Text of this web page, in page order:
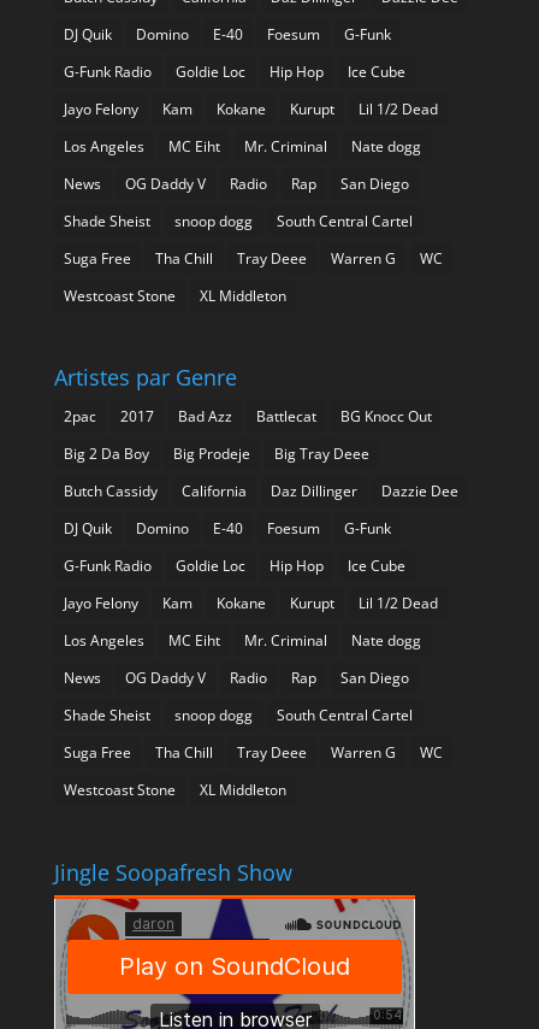
DJ Quik
Domino E-40 Foesum
G-Funk
G-Funk Radio
Goldie Loc Hip Hop
Ice Cube
Jayo Felony
Kam Kokane Kurupt
Lil 1/2 Dead
Los Angeles
MC Eiht Mr. Criminal
Nate dogg
News
OG Daddy V Radio Rap
San Diego
Shade Sheist
snoop dogg
South Central Cartel
Suga Free
Tha Chill Tray Deee Warren G
WC
Westcoast Stone
XL Middleton
Artistes par Genre
2pac 2017 Bad Azz Battlecat
BG Knocc Out
Big 2 Da Boy
Big Prodeje
Big Tray Deee
Butch Cassidy
California Daz Dillinger
Dazzie Dee
DJ Quik
Domino E-40 Foesum
G-Funk
G-Funk Radio
Goldie Loc Hip Hop
Ice Cube
Jayo Felony
Kam Kokane Kurupt
Lil 1/2 Dead
Los Angeles
MC Eiht Mr. Criminal
Nate dogg
News
OG Daddy V Radio Rap
San Diego
Shade Sheist
snoop dogg
South Central Cartel
Suga Free
Tha Chill Tray Deee Warren G
WC
Westcoast Stone
XL Middleton
Jingle Soopafresh Show